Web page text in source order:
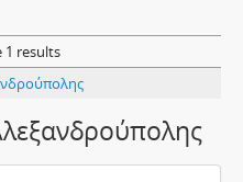
1 results